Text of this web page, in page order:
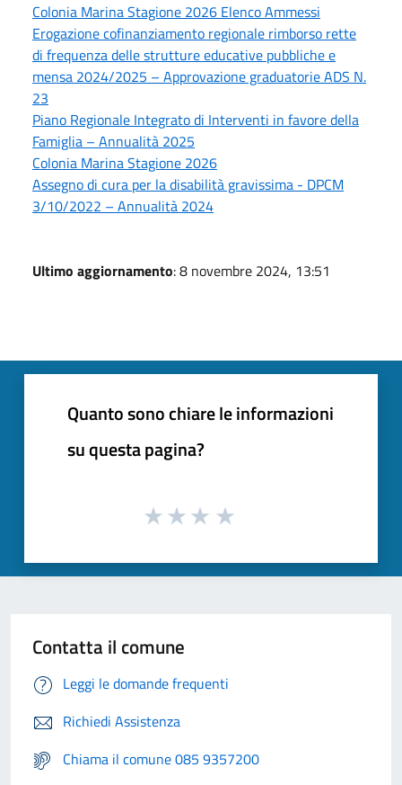
Colonia Marina Stagione 2026 Elenco Ammessi
Erogazione cofinanziamento regionale rimborso rette
di frequenza delle strutture educative pubbliche e
mensa 2024/2025 – Approvazione graduatorie ADS N.
23
Piano Regionale Integrato di Interventi in favore della
Famiglia – Annualità 2025
Colonia Marina Stagione 2026
Assegno di cura per la disabilità gravissima - DPCM
3/10/2022 – Annualità 2024
Ultimo aggiornamento: 8 novembre 2024, 13:51
Quanto sono chiare le informazioni
su questa pagina?
Contatta il comune
Leggi le domande frequenti
Richiedi Assistenza
Chiama il comune 085 9357200